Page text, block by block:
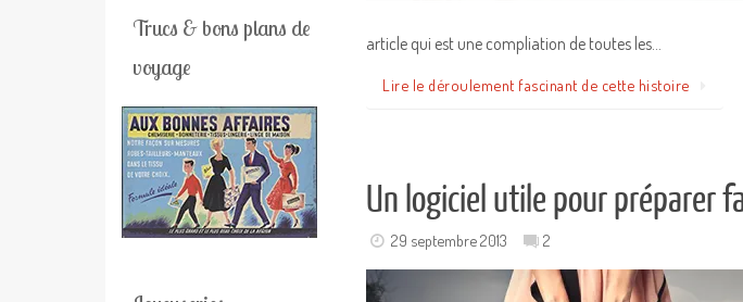
article qui est une compliation de toutes les…
Lire le déroulement fascinant de cette histoire
Un logiciel utile pour préparer
29 septembre 2013 2
Trucs & bons plans de
voyage